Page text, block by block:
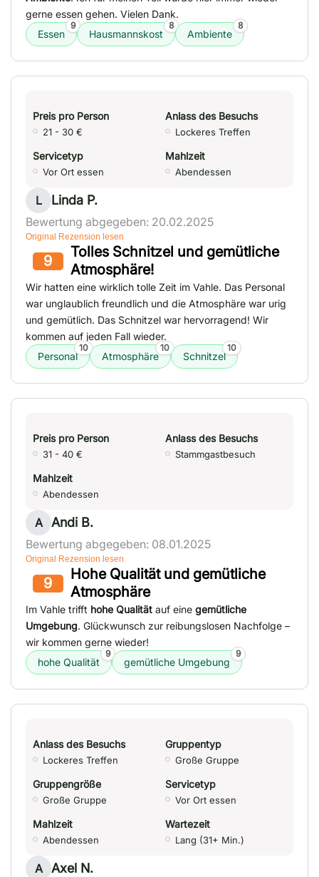
gerne essen gehen. Vielen Dank.
Essen
9
Hausmannskost
8
Ambiente
8
Preis pro Person
21 - 30 €
Anlass des Besuchs
Lockeres Treffen
Servicetyp
Vor Ort essen
Mahlzeit
Abendessen
L Linda P.
Bewertung abgegeben: 20.02.2025
Original Rezension lesen
9
Tolles Schnitzel und gemütliche
Atmosphäre!
Wir hatten eine wirklich tolle Zeit im Vahle. Das Personal
war unglaublich freundlich und die Atmosphäre war urig
und gemütlich. Das Schnitzel war hervorragend! Wir
kommen auf jeden Fall wieder.
Personal
10
Atmosphäre
10
Schnitzel
10
Preis pro Person
31 - 40 €
Anlass des Besuchs
Stammgastbesuch
Mahlzeit
Abendessen
A Andi B.
Bewertung abgegeben: 08.01.2025
Original Rezension lesen
9
Hohe Qualität und gemütliche
Atmosphäre
Im Vahle trifft hohe Qualität auf eine gemütliche
Umgebung. Glückwunsch zur reibungslosen Nachfolge –
wir kommen gerne wieder!
hohe Qualität
9
gemütliche Umgebung
9
Anlass des Besuchs
Lockeres Treffen
Gruppentyp
Große Gruppe
Gruppengröße
Große Gruppe
Servicetyp
Vor Ort essen
Mahlzeit
Abendessen
Wartezeit
Lang (31+ Min.)
A Axel N.